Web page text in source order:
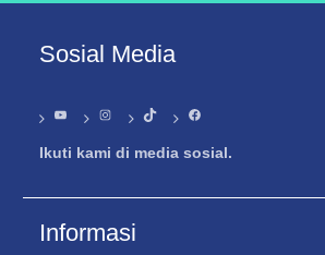
Sosial Media
YouTubeInstagramTikTok Facebook
Ikuti kami di media sosial.
Informasi